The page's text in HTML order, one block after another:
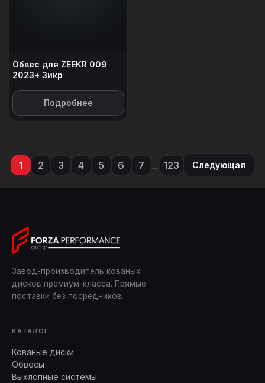
Обвес для ZEEKR 009
2023+ Зикр
Подробнее
1 2 3 4 5 6 7 ... 123 Следующая
Завод-производитель кованых
дисков премиум-класса. Прямые
поставки без посредников.
КАТАЛОГ
Кованые диски
Обвесы
Выхлопные системы